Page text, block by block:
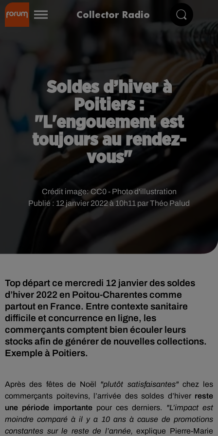
Collector Radio
Soldes d’hiver à
Poitiers :
"L'engouement est
toujours au rendez-
vous"
Publié : 12 janvier 2022 à 10h11 par Théo Palud
Crédit image:CC0 - Photo d'illustration
Top départ ce mercredi 12 janvier des soldes
d’hiver 2022 en Poitou-Charentes comme
partout en France. Entre contexte sanitaire
difficile et concurrence en ligne, les
commerçants comptent bien écouler leurs
stocks afin de générer de nouvelles collections.
Exemple à Poitiers.
Après des fêtes de Noël "plutôt satisfaisantes" chez les
commerçants poitevins, l’arrivée des soldes d’hiver reste
une période importantepour ces derniers. "L’impact est
moindre comparé à il y a 10 ans à cause de promotions
constantes sur le reste de l’année, explique Pierre-Marie